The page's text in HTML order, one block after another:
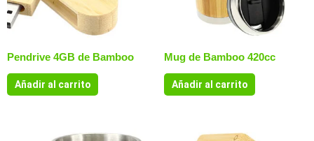
Pendrive 4GB de Bamboo
Añadir al carrito
Mug de Bamboo 420cc
Añadir al carrito